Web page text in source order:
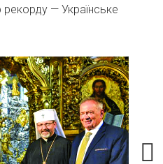
рекорду — Українське